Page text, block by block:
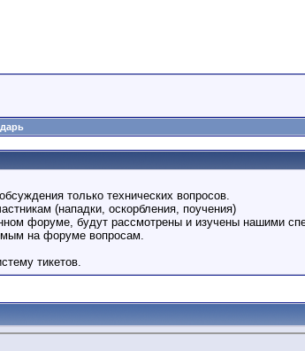
только технических вопросов.
(нападки, оскорбления, поучения)
форуме, будут рассмотрены и изучены нашими
на форуме вопросам.
тикетов.